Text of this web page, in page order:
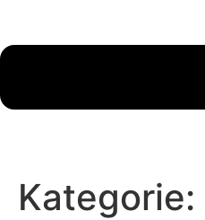
Kategorie: